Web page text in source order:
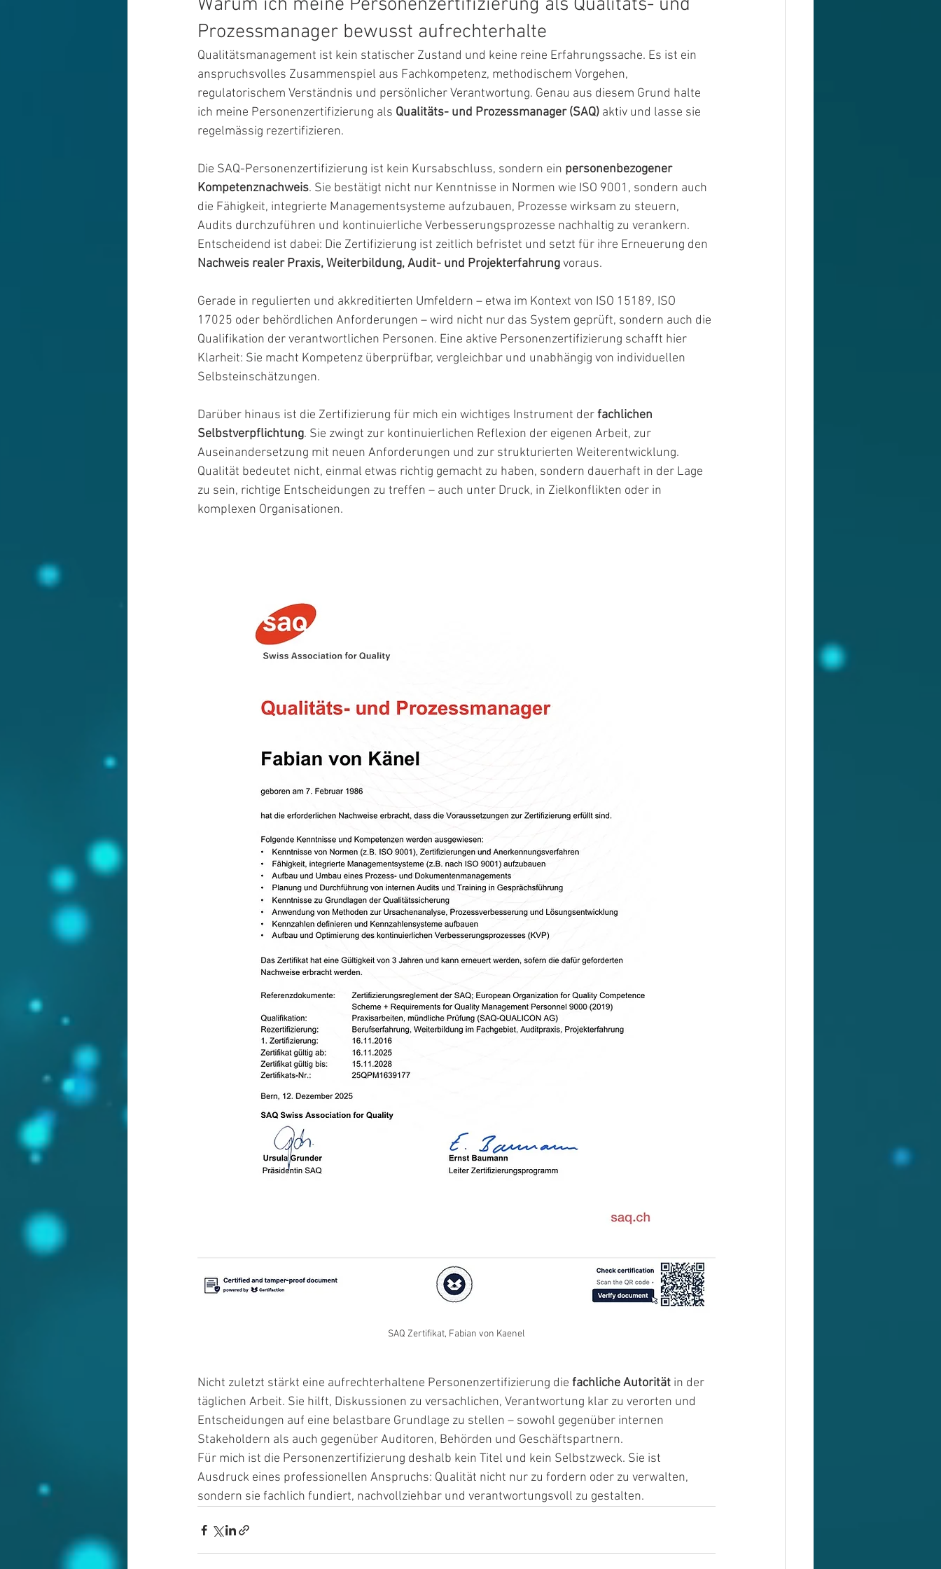
Qualitätsmanagement im Labor ISO 15189 ISO 15224
Warum ich meine Personenzertifizierung als Qualitäts- und
Prozessmanager bewusst aufrechterhalte
Qualitätsmanagement ist kein statischer Zustand und keine reine Erfahrungssache. Es ist ein
anspruchsvolles Zusammenspiel aus Fachkompetenz, methodischem Vorgehen,
regulatorischem Verständnis und persönlicher Verantwortung. Genau aus diesem Grund halte
ich meine Personenzertifizierung als Qualitäts- und Prozessmanager (SAQ) aktiv und lasse sie
regelmässig rezertifizieren.
Die SAQ-Personenzertifizierung ist kein Kursabschluss, sondern ein personenbezogener
Kompetenznachweis. Sie bestätigt nicht nur Kenntnisse in Normen wie ISO 9001, sondern auch
die Fähigkeit, integrierte Managementsysteme aufzubauen, Prozesse wirksam zu steuern,
Audits durchzuführen und kontinuierliche Verbesserungsprozesse nachhaltig zu verankern.
Entscheidend ist dabei: Die Zertifizierung ist zeitlich befristet und setzt für ihre Erneuerung den
Nachweis realer Praxis, Weiterbildung, Audit- und Projekterfahrung voraus.
Gerade in regulierten und akkreditierten Umfeldern – etwa im Kontext von ISO 15189, ISO
17025 oder behördlichen Anforderungen – wird nicht nur das System geprüft, sondern auch die
Qualifikation der verantwortlichen Personen. Eine aktive Personenzertifizierung schafft hier
Klarheit: Sie macht Kompetenz überprüfbar, vergleichbar und unabhängig von individuellen
Selbsteinschätzungen.
Darüber hinaus ist die Zertifizierung für mich ein wichtiges Instrument der fachlichen
Selbstverpflichtung. Sie zwingt zur kontinuierlichen Reflexion der eigenen Arbeit, zur
Auseinandersetzung mit neuen Anforderungen und zur strukturierten Weiterentwicklung.
Qualität bedeutet nicht, einmal etwas richtig gemacht zu haben, sondern dauerhaft in der Lage
zu sein, richtige Entscheidungen zu treffen – auch unter Druck, in Zielkonflikten oder in
komplexen Organisationen.
SAQ Zertifikat, Fabian von Kaenel
Nicht zuletzt stärkt eine aufrechterhaltene Personenzertifizierung die fachliche Autorität in der
täglichen Arbeit. Sie hilft, Diskussionen zu versachlichen, Verantwortung klar zu verorten und
Entscheidungen auf eine belastbare Grundlage zu stellen – sowohl gegenüber internen
Stakeholdern als auch gegenüber Auditoren, Behörden und Geschäftspartnern.
Für mich ist die Personenzertifizierung deshalb kein Titel und kein Selbstzweck. Sie ist
Ausdruck eines professionellen Anspruchs: Qualität nicht nur zu fordern oder zu verwalten,
sondern sie fachlich fundiert, nachvollziehbar und verantwortungsvoll zu gestalten.